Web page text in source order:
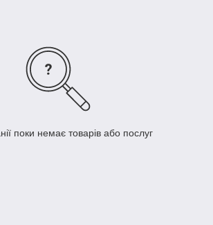
поки немає товарів або послуг